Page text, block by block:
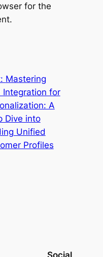
for the
Mastering
Integration for
A
Dive into
Unified
Profiles